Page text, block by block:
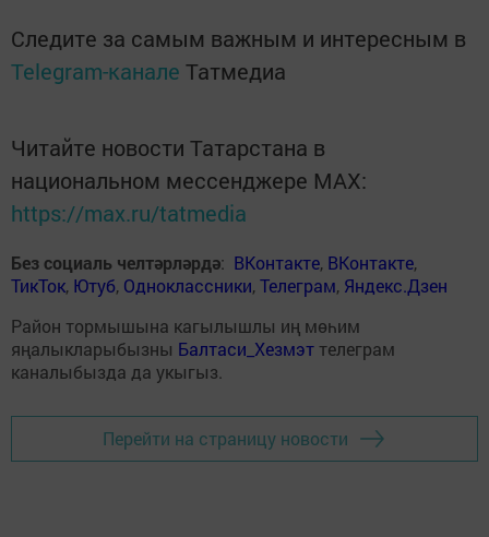
Следите за самым важным и интересным в
Telegram-канале Татмедиа
Читайте новости Татарстана в
национальном мессенджере MАХ:
https://max.ru/tatmedia
Без социаль челтәрләрдә: ВКонтакте, ВКонтакте,
ТикТок, Ютуб, Одноклассники,Телеграм, Яндекс.Дзен
Район тормышына кагылышлы иң мөһим
яңалыкларыбызны Балтаси_Хезмэт телеграм
каналыбызда да укыгыз.
Перейти на страницу новости